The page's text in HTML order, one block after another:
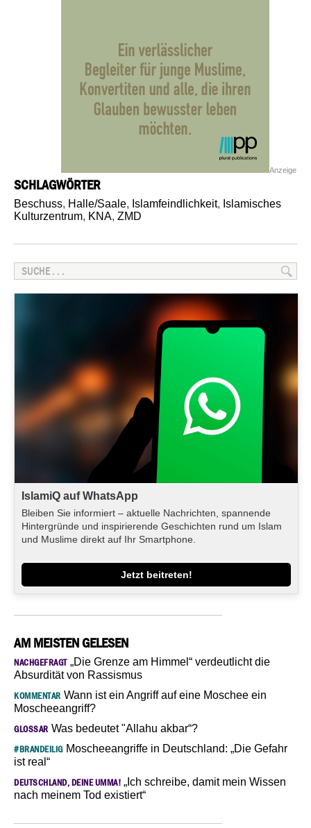
Anzeige
SCHLAGWÖRTER
Beschuss, Halle/Saale, Islamfeindlichkeit, Islamisches
Kulturzentrum, KNA, ZMD
IslamiQ auf WhatsApp
Bleiben Sie informiert – aktuelle Nachrichten, spannende
Hintergründe und inspirierende Geschichten rund um Islam
und Muslime direkt auf Ihr Smartphone.
Jetzt beitreten!
AM MEISTEN GELESEN
NACHGEFRAGT„Die Grenze am Himmel“ verdeutlicht die
Absurdität von Rassismus
KOMMENTAR Wann ist ein Angriff auf eine Moschee ein
Moscheeangriff?
GLOSSAR Was bedeutet "Allahu akbar“?
#BRANDEILIGMoscheeangriffe in Deutschland: „Die Gefahr
ist real“
DEUTSCHLAND, DEINE UMMA! „Ich schreibe, damit mein Wissen
nach meinem Tod existiert“